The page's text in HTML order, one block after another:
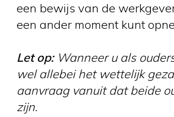
een bewijs van de
een ander moment kunt
Let op:Wanneer u als
wel allebei het wettelijk
aanvraag vanuit dat beide
zijn.